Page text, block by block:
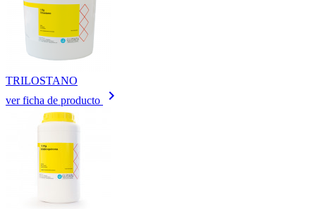
TRILOSTANO
ver ficha de producto
keyboard_arrow_right